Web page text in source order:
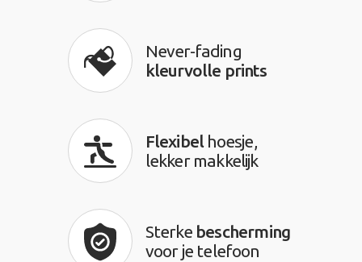
Never-fading
kleurvolle prints
Flexibelhoesje,
lekker makkelijk
Sterke bescherming
voor je telefoon